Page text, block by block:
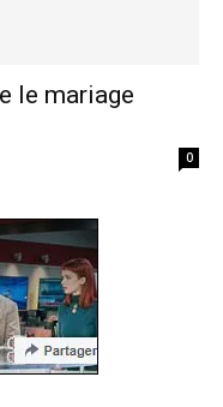
le mariage
0